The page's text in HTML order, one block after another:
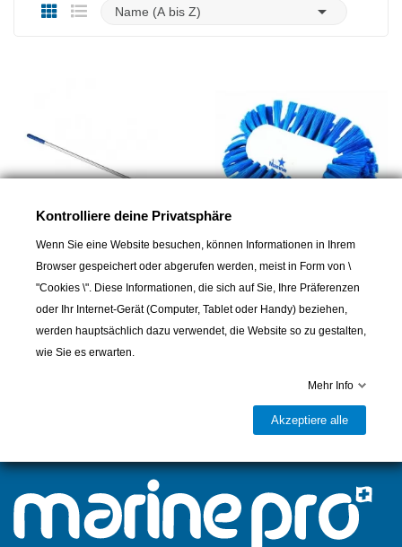
Name (A bis Z) 
VIKAN
Vikan Marine VD5400
1350mm
15,00 CHF
VIKAN
Igelbürste Vikan Marine
Kontrolliere deine Privatsphäre
Wenn Sie eine Website besuchen, können Informationen in Ihrem
Browser gespeichert oder abgerufen werden, meist in Form von \
"Cookies \". Diese Informationen, die sich auf Sie, Ihre Präferenzen
oder Ihr Internet-Gerät (Computer, Tablet oder Handy) beziehen,
werden hauptsächlich dazu verwendet, die Website so zu gestalten,
wie Sie es erwarten.
Mehr Info
Akzeptiere alle